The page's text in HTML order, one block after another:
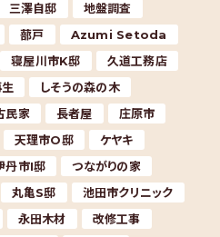
三澤自邸
地盤調査
蔀戸
Azumi Setoda
寝屋川市K邸
久道工務店
しそうの森の木
民家 長者屋
庄原市
天理市O邸
ケヤキ
丹市I邸
つながりの家
丸亀S邸
池田市クリニック
永田木材
改修工事